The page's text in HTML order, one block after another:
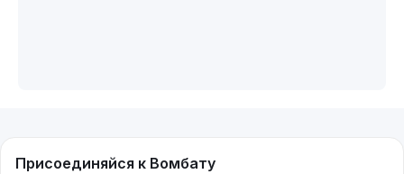
Присоединяйся к Вомбату